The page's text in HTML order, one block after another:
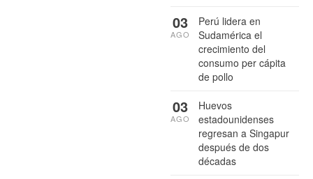
Perú lidera en
Sudamérica el
crecimiento del
consumo per cápita
de pollo
03
AGO
Huevos
estadounidenses
regresan a Singapur
después de dos
décadas
03
AGO